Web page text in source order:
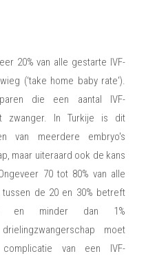
20% van alle gestarte IVF-
(‘take home baby rate').
die een aantal IVF-
zwanger. In Turkije is dit
van meerdere embryo's
maar uiteraard ook de kans
70 tot 80% van alle
de 20 en 30% betreft
en minder dan 1%
moet
van een IVF-